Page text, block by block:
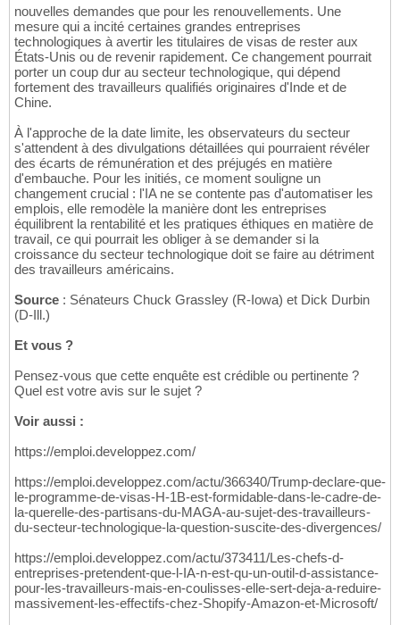
nouvelles demandes que pour les renouvellements. Une
mesure qui a incité certaines grandes entreprises
technologiques à avertir les titulaires de visas de rester aux
États-Unis ou de revenir rapidement. Ce changement pourrait
porter un coup dur au secteur technologique, qui dépend
fortement des travailleurs qualifiés originaires d'Inde et de
Chine.
À l'approche de la date limite, les observateurs du secteur
s'attendent à des divulgations détaillées qui pourraient révéler
des écarts de rémunération et des préjugés en matière
d'embauche. Pour les initiés, ce moment souligne un
changement crucial : l'IA ne se contente pas d'automatiser les
emplois, elle remodèle la manière dont les entreprises
équilibrent la rentabilité et les pratiques éthiques en matière de
travail, ce qui pourrait les obliger à se demander si la
croissance du secteur technologique doit se faire au détriment
des travailleurs américains.
Source : Sénateurs Chuck Grassley (R-Iowa) et Dick Durbin
(D-Ill.)
Et vous ?
Pensez-vous que cette enquête est crédible ou pertinente ?
Quel est votre avis sur le sujet ?
Voir aussi :
https://emploi.developpez.com/
https://emploi.developpez.com/actu/366340/Trump-declare-que-
le-programme-de-visas-H-1B-est-formidable-dans-le-cadre-de-
la-querelle-des-partisans-du-MAGA-au-sujet-des-travailleurs-
du-secteur-technologique-la-question-suscite-des-divergences/
https://emploi.developpez.com/actu/373411/Les-chefs-d-
entreprises-pretendent-que-l-IA-n-est-qu-un-outil-d-assistance-
pour-les-travailleurs-mais-en-coulisses-elle-sert-deja-a-reduire-
massivement-les-effectifs-chez-Shopify-Amazon-et-Microsoft/